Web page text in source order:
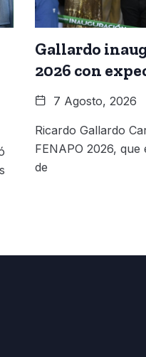
Gallardo
2026 con
7 Agosto, 2026
Ricardo Gallardo
FENAPO 2026, que
de